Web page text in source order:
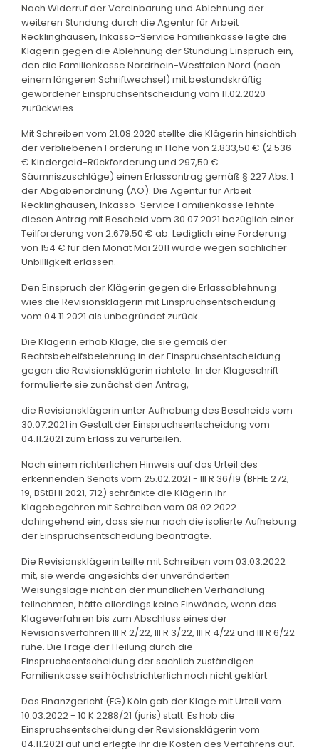
Nach Widerruf der Vereinbarung und Ablehnung der
weiteren Stundung durch die Agentur für Arbeit
Recklinghausen, Inkasso-Service Familienkasse legte die
Klägerin gegen die Ablehnung der Stundung Einspruch ein,
den die Familienkasse Nordrhein-Westfalen Nord (nach
einem längeren Schriftwechsel) mit bestandskräftig
gewordener Einspruchsentscheidung vom 11.02.2020
zurückwies.
Mit Schreiben vom 21.08.2020 stellte die Klägerin hinsichtlich
der verbliebenen Forderung in Höhe von 2.833,50 € (2.536
€ Kindergeld-Rückforderung und 297,50 €
Säumniszuschläge) einen Erlassantrag gemäß § 227 Abs. 1
der Abgabenordnung (AO). Die Agentur für Arbeit
Recklinghausen, Inkasso-Service Familienkasse lehnte
diesen Antrag mit Bescheid vom 30.07.2021 bezüglich einer
Teilforderung von 2.679,50 € ab. Lediglich eine Forderung
von 154 € für den Monat Mai 2011 wurde wegen sachlicher
Unbilligkeit erlassen.
Den Einspruch der Klägerin gegen die Erlassablehnung
wies die Revisionsklägerin mit Einspruchsentscheidung
vom 04.11.2021 als unbegründet zurück.
Die Klägerin erhob Klage, die sie gemäß der
Rechtsbehelfsbelehrung in der Einspruchsentscheidung
gegen die Revisionsklägerin richtete. In der Klageschrift
formulierte sie zunächst den Antrag,
die Revisionsklägerin unter Aufhebung des Bescheids vom
30.07.2021 in Gestalt der Einspruchsentscheidung vom
04.11.2021 zum Erlass zu verurteilen.
Nach einem richterlichen Hinweis auf das Urteil des
erkennenden Senats vom 25.02.2021 - III R 36/19 (BFHE 272,
19, BStBl II 2021, 712) schränkte die Klägerin ihr
Klagebegehren mit Schreiben vom 08.02.2022
dahingehend ein, dass sie nur noch die isolierte Aufhebung
der Einspruchsentscheidung beantragte.
Die Revisionsklägerin teilte mit Schreiben vom 03.03.2022
mit, sie werde angesichts der unveränderten
Weisungslage nicht an der mündlichen Verhandlung
teilnehmen, hätte allerdings keine Einwände, wenn das
Klageverfahren bis zum Abschluss eines der
Revisionsverfahren III R 2/22, III R 3/22, III R 4/22 und III R 6/22
ruhe. Die Frage der Heilung durch die
Einspruchsentscheidung der sachlich zuständigen
Familienkasse sei höchstrichterlich noch nicht geklärt.
Das Finanzgericht (FG) Köln gab der Klage mit Urteil vom
10.03.2022 - 10 K 2288/21 (juris) statt. Es hob die
Einspruchsentscheidung der Revisionsklägerin vom
04.11.2021 auf und erlegte ihr die Kosten des Verfahrens auf.